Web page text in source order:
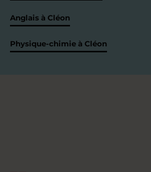
Anglais à Cléon
Physique-chimie à Cléon